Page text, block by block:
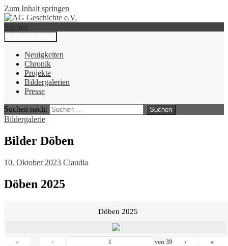
Zum Inhalt springen
AG Geschichte e.V.
Suchen
Neuigkeiten
Chronik
Projekte
Bildergalerien
Presse
Suchen nach:
Bildergalerie
Bilder Döben
10. Oktober 2023 Claudia
Döben 2025
Döben 2025
« ‹ von 39 › »